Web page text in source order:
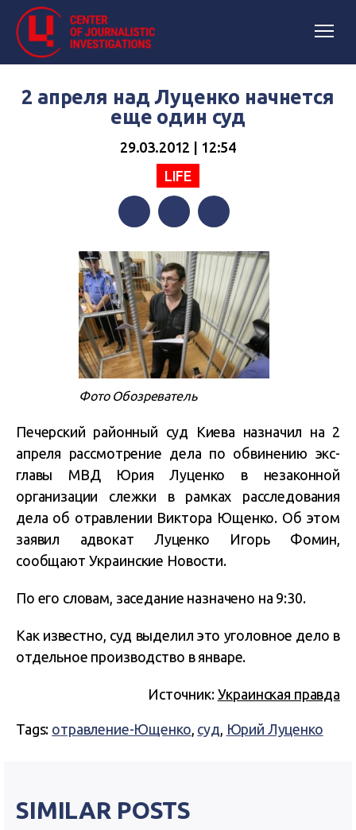
2 апреля над Луценко начнется
еще один суд
29.03.2012 | 12:54
LIFE
Фото Обозреватель
Печерский районный суд Киева назначил на 2
апреля рассмотрение дела по обвинению экс-
главы МВД Юрия Луценко в незаконной
организации слежки в рамках расследования
дела об отравлении Виктора Ющенко. Об этом
заявил адвокат Луценко Игорь Фомин,
сообщают Украинские Новости.
По его словам, заседание назначено на 9:30.
Как известно, суд выделил это уголовное дело в
отдельное производство в январе.
Источник: Украинская правда
Tags: отравление-Ющенко, суд, Юрий Луценко
SIMILAR POSTS